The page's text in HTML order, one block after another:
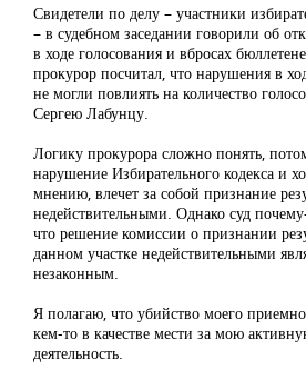
Свидетели по делу – участники
– в судебном заседании говорили об
в ходе голосования и вбросах
прокурор посчитал, что нарушения в
не могли повлиять на количество
Сергею Лабунцу.
Логику прокурора сложно понять,
нарушение Избирательного кодекса и
мнению, влечет за собой признание
недействительными. Однако суд
что решение комиссии о признании
данном участке недействительными
незаконным.
Я полагаю, что убийство моего
кем-то в качестве мести за мою
деятельность.